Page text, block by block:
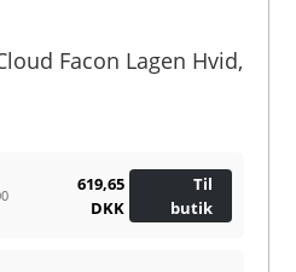
Facon Lagen Hvid,
619,65
DKK
Til
butik